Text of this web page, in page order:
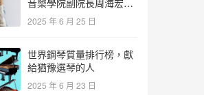
音樂學院副院長周海宏教
授告訴你答案！
2025 年 6 月 25 日
世界鋼琴質量排行榜，獻
給猶豫選琴的人
2025 年 6 月 23 日